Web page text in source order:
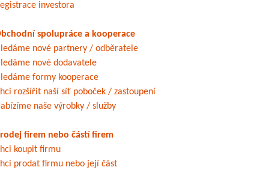
investora
spolupráce a kooperace
nové partnery / odběratele
nové dodavatele
formy kooperace
rozšířit naší síť poboček / zastoupení
naše výrobky / služby
firem nebo částí firem
koupit firmu
prodat firmu nebo její část